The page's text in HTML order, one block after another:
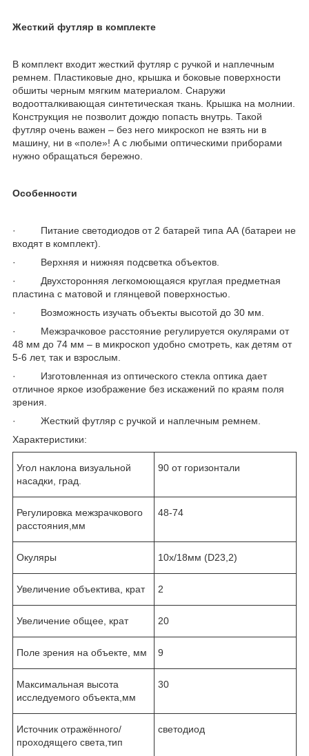
Жесткий футляр в комплекте
В комплект входит жесткий футляр с ручкой и наплечным
ремнем. Пластиковые дно, крышка и боковые поверхности
обшиты черным мягким материалом. Снаружи
водоотталкивающая синтетическая ткань. Крышка на молнии.
Конструкция не позволит дождю попасть внутрь. Такой
футляр очень важен – без него микроскоп не взять ни в
машину, ни в «поле»! А с любыми оптическими приборами
нужно обращаться бережно.
Особенности
· Питание светодиодов от 2 батарей типа АА (батареи не
входят в комплект).
· Верхняя и нижняя подсветка объектов.
· Двухсторонняя легкомоющаяся круглая предметная
пластина с матовой и глянцевой поверхностью.
· Возможность изучать объекты высотой до 30 мм.
· Межзрачковое расстояние регулируется окулярами от
48 мм до 74 мм – в микроскоп удобно смотреть, как детям от
5-6 лет, так и взрослым.
· Изготовленная из оптического стекла оптика дает
отличное яркое изображение без искажений по краям поля
зрения.
· Жесткий футляр с ручкой и наплечным ремнем.
Характеристики:
Угол наклона визуальной
насадки, град.
90 от горизонтали
Регулировка межзрачкового
расстояния,мм
48-74
Окуляры 10х/18мм (D23,2)
Увеличение объектива, крат 2
Увеличение общее, крат 20
Поле зрения на объекте, мм 9
Максимальная высота
исследуемого объекта,мм
30
Источник отражённого/
проходящего света,тип
светодиод